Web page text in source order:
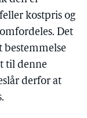
kostpris og
Det
bestemmelse
til denne
derfor at